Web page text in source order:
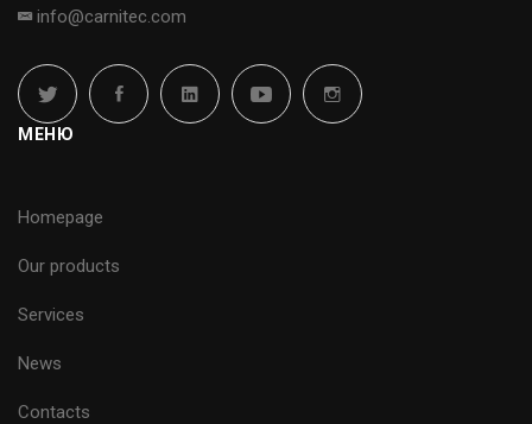
info@carnitec.com
МЕНЮ
Homepage
Our products
Services
News
Contacts